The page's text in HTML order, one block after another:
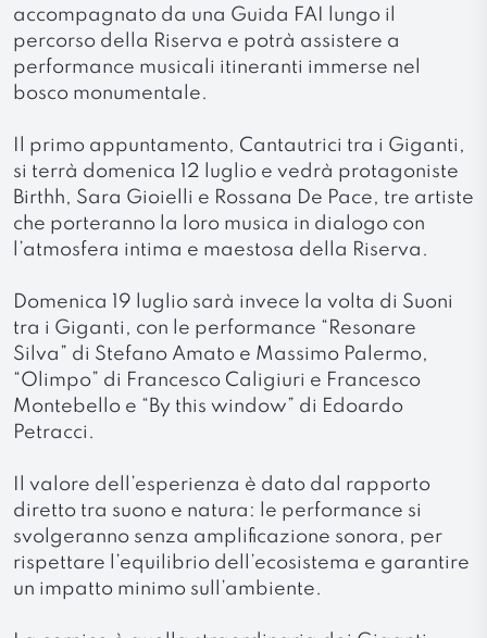
accompagnato da una Guida FAI lungo il
percorso della Riserva e potrà assistere a
performance musicali itineranti immerse nel
bosco monumentale.
Il primo appuntamento, Cantautrici tra i Giganti,
si terrà domenica 12 luglio e vedrà protagoniste
Birthh, Sara Gioielli e Rossana De Pace, tre artiste
che porteranno la loro musica in dialogo con
l’atmosfera intima e maestosa della Riserva.
Domenica 19 luglio sarà invece la volta di Suoni
tra i Giganti, con le performance “Resonare
Silva” di Stefano Amato e Massimo Palermo,
“Olimpo” di Francesco Caligiuri e Francesco
Montebello e “By this window” di Edoardo
Petracci.
Il valore dell’esperienza è dato dal rapporto
diretto tra suono e natura: le performance si
svolgeranno senza amplificazione sonora, per
rispettare l’equilibrio dell’ecosistema e garantire
un impatto minimo sull’ambiente.